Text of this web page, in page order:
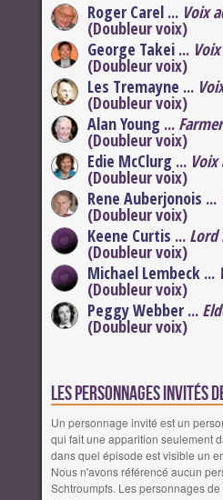
Roger Carel ... Voix
(Doubleur voix)
George Takei ...
(Doubleur voix)
Les Tremayne ...
(Doubleur voix)
Alan Young ...
(Doubleur voix)
Edie McClurg ...
(Doubleur voix)
Rene Auberjonois ...
(Doubleur voix)
Keene Curtis ... Lord
(Doubleur voix)
Michael Lembeck ...
(Doubleur voix)
Peggy Webber ...
(Doubleur voix)
Les personnages invités
Un personnage invité est un
qui fait une apparition seulement
dans quel épisode est visible un
Nous n'avons référencé aucun
Schtroumpfs. Les personnages